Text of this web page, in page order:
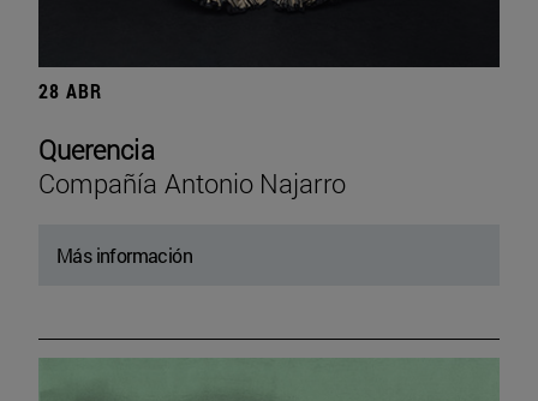
28 ABR
Querencia
Compañía Antonio Najarro
Más información